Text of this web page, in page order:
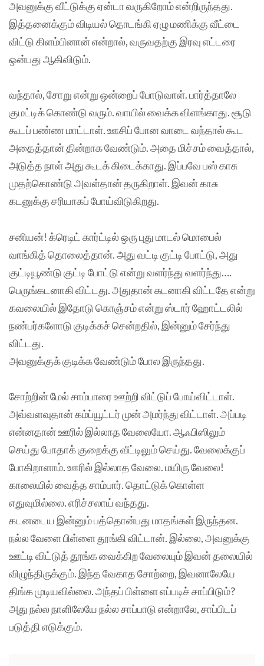
அவனுக்கு வீட்டுக்கு ஏன்டா வருகிறோம் என்றிருந்தது.
இத்தனைக்கும் விடியல் தொடங்கி ஏழு மணிக்கு வீட்டை
விட்டு கிளம்பினான் என்றால், வருவதற்கு இரவு எட்டரை
ஒன்பது ஆகிவிடும்.
வந்தால், சோறு என்று ஒன்றைப் போடுவாள். பார்த்தாலே
குமட்டிக் கொண்டு வரும். வாயில் வைக்க விளங்காது. சூடு
கூடப் பண்ண மாட்டாள். ஊசிப் போன வாடை வந்தால் கூட
அதைத்தான் தின்றாக வேண்டும். அதை மிச்சம் வைத்தால்,
அடுத்த நாள் அது கூடக் கிடைக்காது. இப்பவே பஸ் காசு
முதற்கொண்டு அவள்தான் தருகிறாள். இவன் காசு
கடனுக்கு சரியாகப் போய்விடுகிறது.
சனியன்! க்ரெடிட் கார்ட்டில் ஒரு புது மாடல் மொபைல்
வாங்கித் தொலைத்தான். அது வட்டி குட்டி போட்டு, அது
குட்டியூண்டு குட்டி போட்டு என்று வளர்ந்து வளர்ந்து….
பெருங்கடனாகி விட்டது. அதுதான் கடனாகி விட்டதே என்று
கவலையில் இதோடு கொஞ்சம் என்று ஸ்டார் ஹோட்டலில்
நண்பர்களோடு குடிக்கச் சென்றதில், இன்னும் சேர்ந்து
விட்டது.
அவனுக்குக் குடிக்க வேண்டும் போல இருந்தது.
சோற்றின் மேல் சாம்பாரை ஊற்றி விட்டுப் போய்விட்டாள்.
அவ்வளவுதான் கம்ப்யூட்டர் முன் அமர்ந்து விட்டாள். அப்படி
என்னதான் ஊரில் இல்லாத வேலையோ. ஆஃபிஸிலும்
செய்து போதாக் குறைக்கு வீட்டிலும் செய்து. வேலைக்குப்
போகிறாளாம். ஊரில் இல்லாத வேலை. மயிரு வேலை!
காலையில் வைத்த சாம்பார். தொட்டுக் கொள்ள
எதுவுமில்லை. எரிச்சலாய் வந்தது.
கடனடைய இன்னும் பத்தொன்பது மாதங்கள் இருந்தன.
நல்ல வேளை பிள்ளை தூங்கி விட்டான். இல்லை, அவனுக்கு
ஊட்டி விட்டுத் தூங்க வைக்கிற வேலையும் இவன் தலையில்
விழுந்திருக்கும். இந்த வேகாத சோற்றை, இவனாலேயே
திங்க முடியவில்லை. அந்தப் பிள்ளை எப்படிச் சாப்பிடும்?
அது நல்ல நாளிலேயே நல்ல சாப்பாடு என்றாலே, சாப்பிடப்
படுத்தி எடுக்கும்.